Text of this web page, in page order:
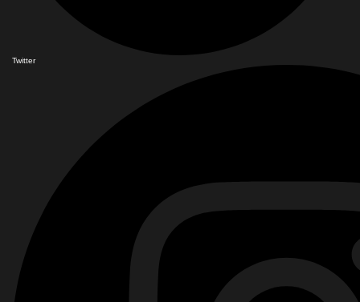
Twitter